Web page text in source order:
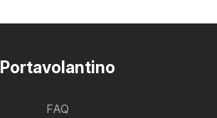
Portavolantino
FAQ